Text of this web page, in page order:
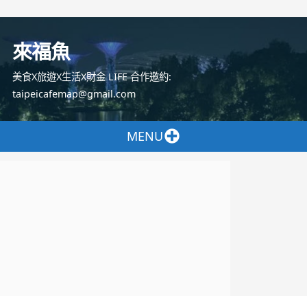
容
來福魚
美食X旅遊X生活X財金 LIFE 合作邀約:
taipeicafemap@gmail.com
MENU